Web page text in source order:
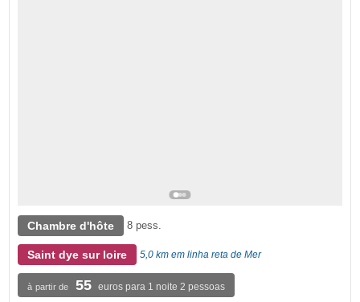
Chambre d'hôte 8 pess.
Saint dye sur loire 5,0 km em linha reta de Mer
à partir de 55 euros para 1 noite 2 pessoas